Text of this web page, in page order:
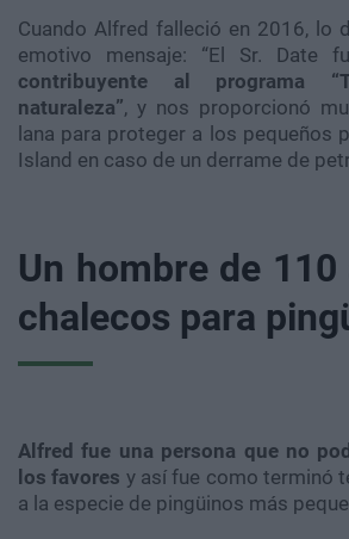
Cuando Alfred falleció en 2016, lo
emotivo mensaje: “El Sr. Date
contribuyente al programa
naturaleza”, y nos proporcionó
lana para proteger a los pequeños
Island en caso de un derrame de
Un hombre de
chalecos para
Alfred fue una persona que no
los favores y así fue como terminó
a la especie de pingüinos más